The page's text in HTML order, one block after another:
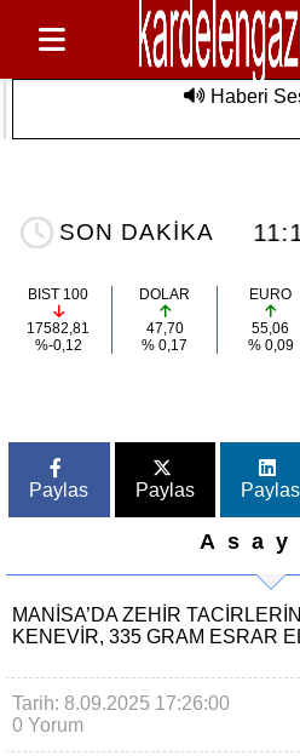
Haberi
SON DAKİKA
Deniz Etkinliği
BIST 100
17582,81
%-0,12
DOLAR
47,70
% 0,17
EURO
55,06
% 0,09
Paylas Paylas Paylas
MANISA’DA ZEHIR
KENEVIR, 335 GRAM ESRAR
Tarih: 8.09.2025 17:26:00
0 Yorum